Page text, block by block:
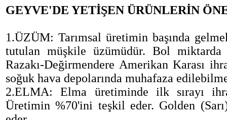
GEYVE'DE YETİŞEN ÜRÜNLERİN
1.ÜZÜM: Tarımsal üretimin başında
tutulan müşkile üzümüdür. Bol
Razakı-Değirmendere Amerikan Karası
soğuk hava depolarında muhafaza
2.ELMA: Elma üretiminde ilk sırayı
Üretimin %70'ini teşkil eder. Golden